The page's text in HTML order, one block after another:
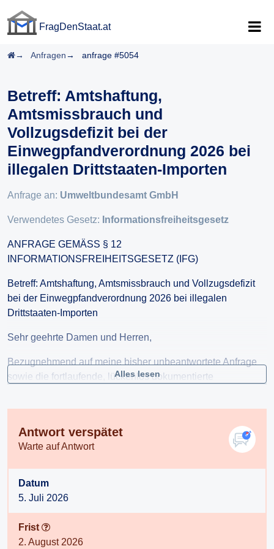
FragDenStaat.at
Startseite
Anfragen anfrage #5054
Betreff: Amtshaftung,
Amtsmissbrauch und
Vollzugsdefizit bei der
Einwegpfandverordnung 2026 bei
illegalen Drittstaaten-Importen
Anfrage an: Umweltbundesamt GmbH
Verwendetes Gesetz: Informationsfreiheitsgesetz
ANFRAGE GEMÄSS § 12
INFORMATIONSFREIHEITSGESETZ (IFG)
Betreff: Amtshaftung, Amtsmissbrauch und Vollzugsdefizit
bei der Einwegpfandverordnung 2026 bei illegalen
Drittstaaten-Importen
Sehr geehrte Damen und Herren,
Bezugnehmend auf meine bisher unbeantwortete Anfrage
sowie die fortlaufende, lückenlos dokumentierte
Informationsfreiheit die Beantwortung folgender Fragen:
nachweislichen und systematischen Verkauf
pfandpflichtiger Einweggetränke ohne AT-Pfandlogo im
unterbinden?
Alles lesen
Antwort verspätet
Warte auf Antwort
Datum
5. Juli 2026
Frist
2. August 2026